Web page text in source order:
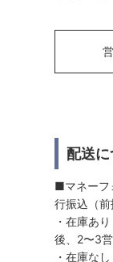
配送
■マネーフ
行振込（前
・在庫あ
後、2〜3
・在庫な